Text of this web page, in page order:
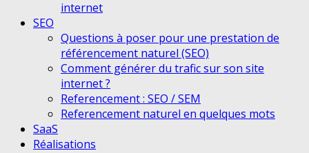
internet
SEO
Questions à poser pour une prestation de
référencement naturel (SEO)
Comment générer du trafic sur son site
internet ?
Referencement : SEO / SEM
Referencement naturel en quelques mots
SaaS
Réalisations